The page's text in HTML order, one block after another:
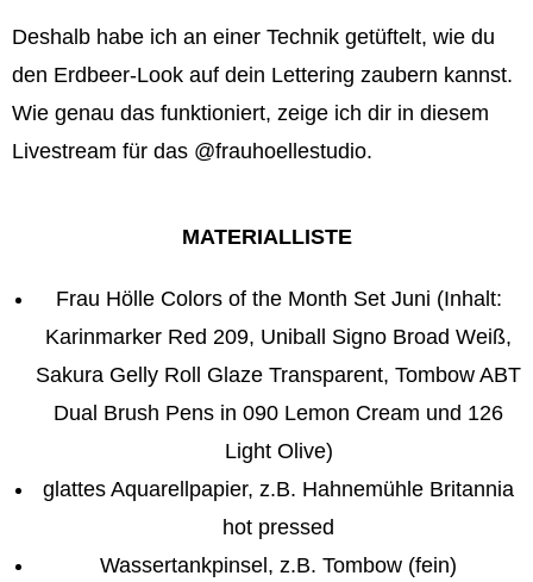
Deshalb habe ich an einer Technik getüftelt, wie du
den Erdbeer-Look auf dein Lettering zaubern kannst.
Wie genau das funktioniert, zeige ich dir in diesem
Livestream für das @frauhoellestudio.
MATERIALLISTE
Frau Hölle Colors of the Month Set Juni (Inhalt:
Karinmarker Red 209, Uniball Signo Broad Weiß,
Sakura Gelly Roll Glaze Transparent, Tombow ABT
Dual Brush Pens in 090 Lemon Cream und 126
Light Olive)
glattes Aquarellpapier, z.B. Hahnemühle Britannia
hot pressed
Wassertankpinsel, z.B. Tombow (fein)